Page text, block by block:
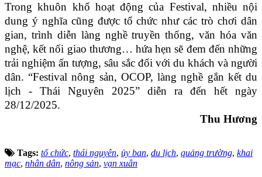
Trong khuôn khổ hoạt động của Festival, nhiều nội
dung ý nghĩa cũng được tổ chức như các trò chơi dân
gian, trình diễn làng nghề truyền thống, văn hóa văn
nghệ, kết nối giao thương… hứa hẹn sẽ đem đến những
trải nghiệm ấn tượng, sâu sắc đối với du khách và người
dân. “Festival nông sản, OCOP, làng nghề gắn kết du
lịch - Thái Nguyên 2025” diễn ra đến hết ngày
28/12/2025.
Thu Hương
Tags: tổ chức, thái nguyên, ủy ban, du lịch, quảng trường, khai
mạc, nhân dân, nông sản, vạn xuân